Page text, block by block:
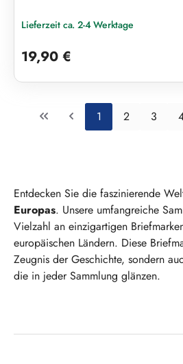
Lieferzeit ca. 2-4 Werktage
19,90 €
Seite
1 Seite
2 Seite
3
Entdecken Sie die faszinierende
Europas. Unsere umfangreiche
Vielzahl an einzigartigen
europäischen Ländern. Diese
Zeugnis der Geschichte, sondern
die in jeder Sammlung glänzen.